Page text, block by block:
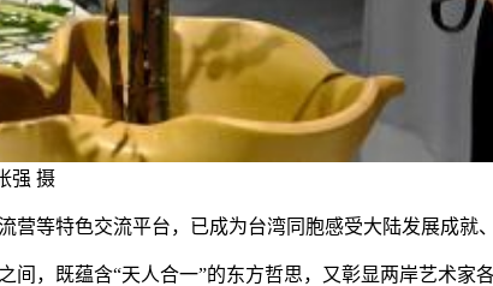
强 摄
特色交流平台，已成为台湾同胞感受大陆发展成就
既蕴含“天人合一”的东方哲思，又彰显两岸艺术家各